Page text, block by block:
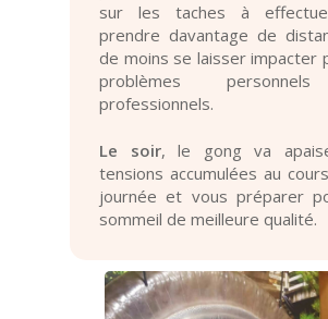
sur les taches à
prendre davantage de
de moins se laisser impacter
problèmes
professionnels.
Le soir, le gong va
tensions accumulées au
journée et vous préparer
sommeil de meilleure qualité.